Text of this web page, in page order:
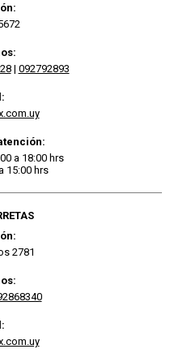
| 092792893
a 18:00 hrs
15:00 hrs
2781